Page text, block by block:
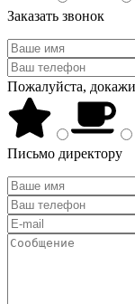
Заказать звонок
Пожалуйста,
Письмо директору